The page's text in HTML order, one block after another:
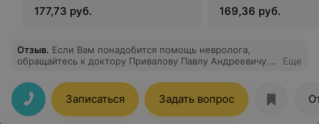
177,73 руб.
169,36 руб.
Отзыв. Если Вам понадобится помощь невролога,
обращайтесь к доктору Привалову Павлу Андреевичу.
врач, который так грамотно и внимательно отнёсся к
моей проблеме. Благодаря ему, у меня уже есть
улучшения в здоровье. Выражаю огромную
благодарность Павлу Андреевичу!
Еще
Записаться Задать вопрос